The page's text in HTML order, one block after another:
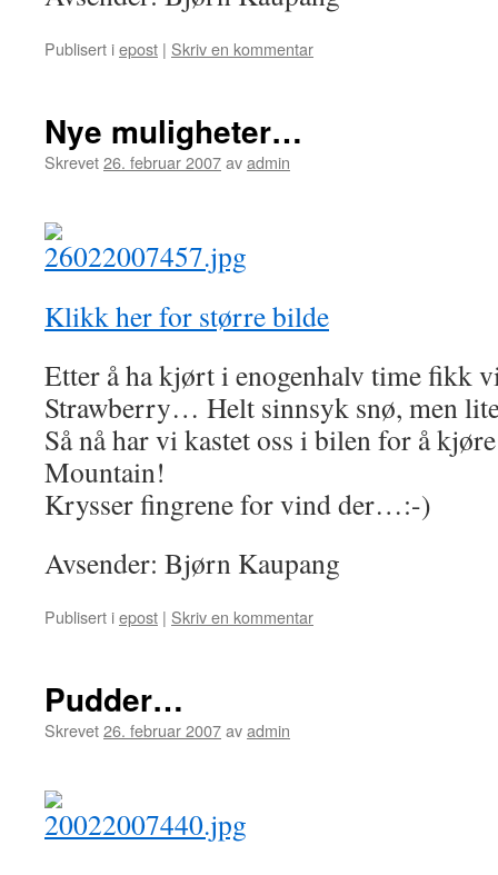
Publisert iepost | Skriv en kommentar
Nye muligheter…
Skrevet26. februar 2007avadmin
Klikk her for større bilde
Etter å ha kjørt i enogenhalv time fikk
Strawberry… Helt sinnsyk snø, men
Så nå har vi kastet oss i bilen for å
Mountain!
Krysser fingrene for vind der…:-)
Avsender: Bjørn Kaupang
Publisert iepost | Skriv en kommentar
Pudder…
Skrevet26. februar 2007avadmin